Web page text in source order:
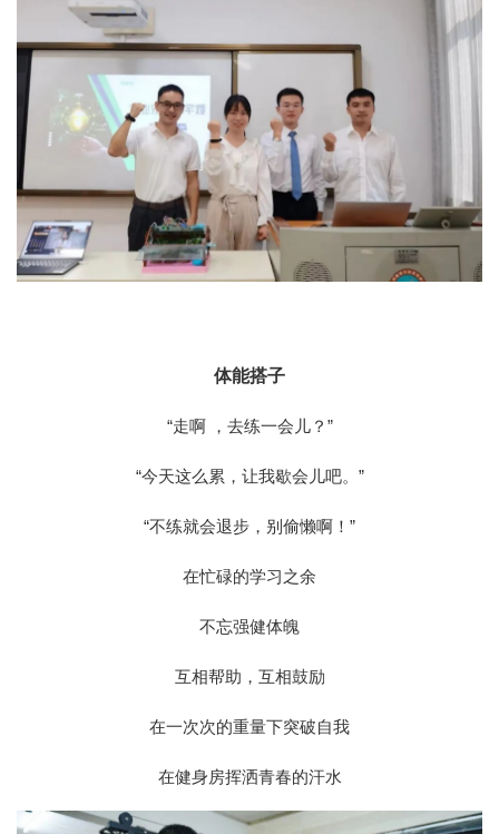
体能搭子
“走啊 ，去练一会儿？”
“今天这么累，让我歇会儿吧。”
“不练就会退步，别偷懒啊！”
在忙碌的学习之余
不忘强健体魄
互相帮助，互相鼓励
在一次次的重量下突破自我
在健身房挥洒青春的汗水